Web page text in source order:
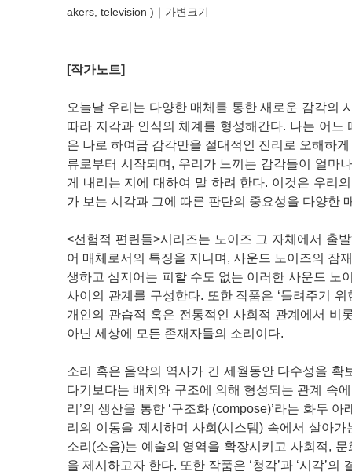
akers, television )｜가변크기
[작가노트]
오늘날 우리는 다양한 매체를 통한 새로운 감각의
따라 지각과 인식의 체계를 형성해간다. 나는 어
은 나로 하여금 감각만을 절대적인 진리로 오해하
류로부터 시작되며, 우리가 느끼는 감각들이 얼마
게 내리는 지에 대하여 말 하려 한다. 이것은 우리
가 보는 시각과 그에 따른 판단의 중요성을 다양한
<선험적 편린들>시리즈는 노이즈 그 자체에서 출
어 매체로서의 특징을 지니며, 사운드 노이즈의 잠
생하고 심지어는 피할 수도 없는 이러한 사운드 노
사이의 관계를 구성한다. 또한 작품은 ‘들려주기
개인의 관습적 혹은 전통적인 사회적 관계에서 비
아닌 세상에 모든 존재자들의 소리이다.
소리 혹은 음악의 역사가 긴 세월동안 다수성을
다기보다는 배치와 구조에 의해 형성되는 관계 속
리’의 생산을 통한 ‘구조화 (compose)’라는 화두
리의 이동을 제시하며 사회(시스템) 속에서 살아
소리(소음)는 예술의 영역을 확장시키고 사회적,
을 제시하고자 한다. 또한 작품은 ‘청각’과 ‘시각’